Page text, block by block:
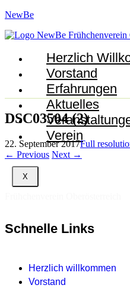
NewBe
Herzlich
Vorstand
Erfahrungen
Aktuelles
Verein
X
DSC03504 (2)
22. September 2017Full
← Previous Next →
Schnelle Links
Herzlich willkommen
Vorstand